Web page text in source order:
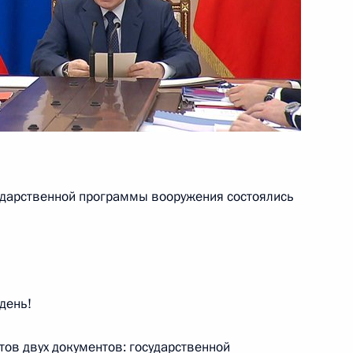
декабря 2026 года
и взносов одновременно
программы вооружения состоялись
двух документов: государственной